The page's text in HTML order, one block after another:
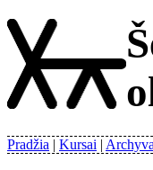
Pradžia Kursai